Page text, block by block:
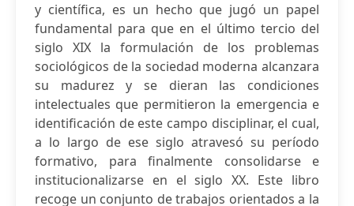
y científica, es un hecho que jugó un papel
fundamental para que en el último tercio del
siglo XIX la formulación de los problemas
sociológicos de la sociedad moderna alcanzara
su madurez y se dieran las condiciones
intelectuales que permitieron la emergencia e
identificación de este campo disciplinar, el cual,
a lo largo de ese siglo atravesó su período
formativo, para finalmente consolidarse e
institucionalizarse en el siglo XX. Este libro
recoge un conjunto de trabajos orientados a la